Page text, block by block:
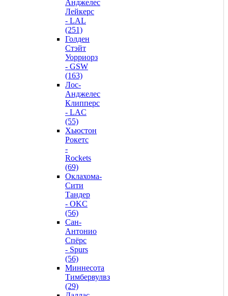
Анджелес
Лейкерс
- LAL
(251)
Голден
Стэйт
Уорриорз
- GSW
(163)
Лос-
Анджелес
Клипперс
- LAC
(55)
Хьюстон
Рокетс
-
Rockets
(69)
Оклахома-
Сити
Тандер
- OKC
(56)
Сан-
Антонио
Спёрс
- Spurs
(56)
Миннесота
Тимбервулвз
(29)